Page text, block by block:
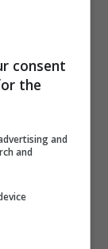
sul
consent
the
and
and